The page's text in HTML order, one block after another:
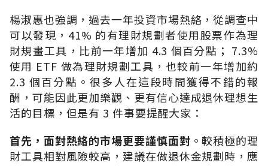
楊淑惠也強調，過去一年投資市場熱絡，從調查中
可以發現，41% 的有理財規劃者使用股票作為理
財規畫工具，比前一年增加 4.3 個百分點； 7.3%
使用 ETF 做為理財規劃工具，也較前一年增加約
2.3 個百分點。很多人在這段時間獲得不錯的報
酬，可能因此更加樂觀、更有信心達成退休理想生
活的目標，但是有 3 件事要提醒大家：
首先，面對熱絡的市場更要謹慎面對 。較積極的理
財工具相對風險較高，建議在做退休金規劃時，應